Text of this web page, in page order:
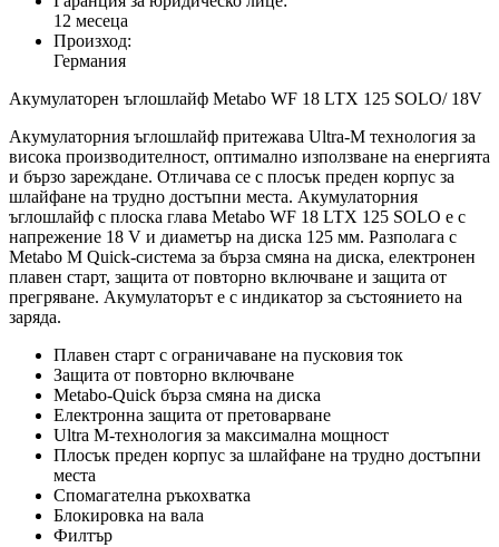
12 месеца
Произход:
Германия
Акумулаторен ъглошлайф Metabo WF 18 LTX 125 SOLO/ 18V
Акумулаторния ъглошлайф притежава Ultra-M технология за
висока производителност, оптимално използване на енергията
и бързо зареждане. Отличава се с плосък преден корпус за
шлайфане на трудно достъпни места. Акумулаторния
ъглошлайф с плоска глава Metabo WF 18 LTX 125 SOLO е с
напрежение 18 V и диаметър на диска 125 мм. Разполага с
Metabo M Quick-система за бърза смяна на диска, електронен
плавен старт, защита от повторно включване и защита от
прегряване. Акумулаторът е с индикатор за състоянието на
заряда.
Плавен старт с ограничаване на пусковия ток
Защита от повторно включване
Metabo-Quick бърза смяна на диска
Електронна защита от претоварване
Ultra M-технология за максимална мощност
Плосък преден корпус за шлайфане на трудно достъпни
места
Спомагателна ръкохватка
Блокировка на вала
Филтър